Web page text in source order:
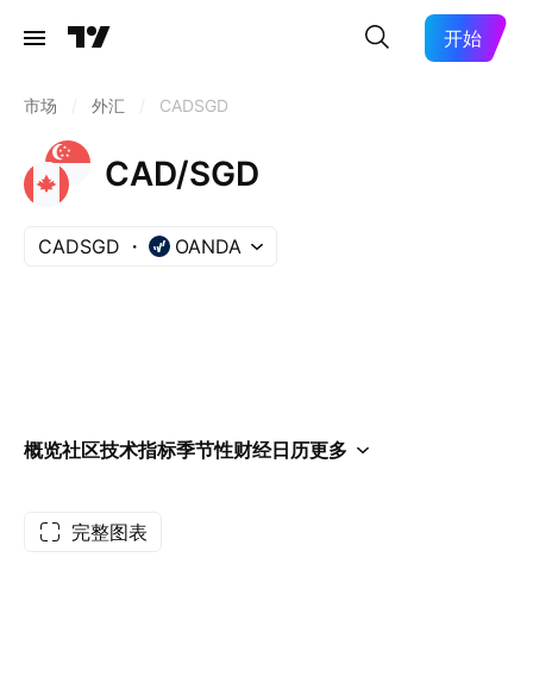
开始
市场 外汇 CADSGD
CAD/SGD
CADSGD OANDA
概览社区技术指标季节性财经日历更多
完整图表